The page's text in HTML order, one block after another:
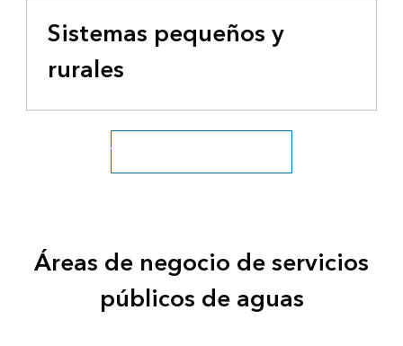
Sistemas pequeños y
rurales
Ver todos los sectores hídricos
Áreas de negocio de servicios
públicos de aguas